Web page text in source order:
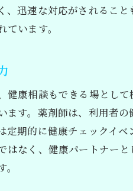
信頼でき
オンライン受
オンライ
ウェブ予
オンライ
、迅速な対応がされるこ
います。
健康相談もできる場とし
ます。薬剤師は、利用者
定期的に健康チェックイ
はなく、健康パートナー